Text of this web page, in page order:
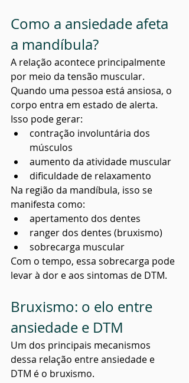
Como a ansiedade afeta
a mandíbula?
A relação acontece principalmente
por meio da tensão muscular.
Quando uma pessoa está ansiosa, o
corpo entra em estado de alerta.
Isso pode gerar:
contração involuntária dos
músculos
aumento da atividade muscular
dificuldade de relaxamento
Na região da mandíbula, isso se
manifesta como:
apertamento dos dentes
ranger dos dentes (bruxismo)
sobrecarga muscular
Com o tempo, essa sobrecarga pode
levar à dor e aos sintomas de DTM.
Bruxismo: o elo entre
ansiedade e DTM
Um dos principais mecanismos
dessa relação entre ansiedade e
DTM é o bruxismo.